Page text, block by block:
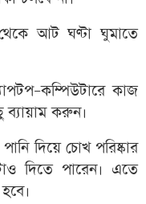
আট ঘণ্টা ঘুমাতে
কাজ
করুন।
দিয়ে চোখ পরিষ্কার
দিতে পারেন। এতে